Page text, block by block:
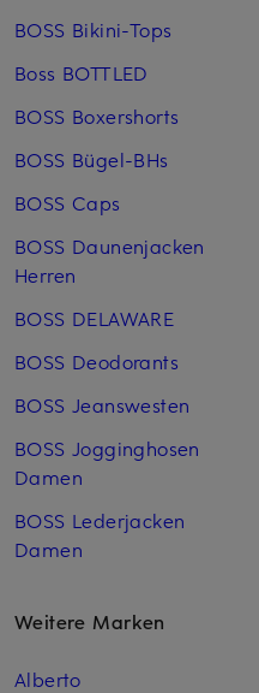
BOSS Bikini-Tops
Boss BOTTLED
BOSS Boxershorts
BOSS Bügel-BHs
BOSS Caps
BOSS Daunenjacken
Herren
BOSS DELAWARE
BOSS Deodorants
BOSS Jeanswesten
BOSS Jogginghosen
Damen
BOSS Lederjacken
Damen
Weitere Marken
Alberto